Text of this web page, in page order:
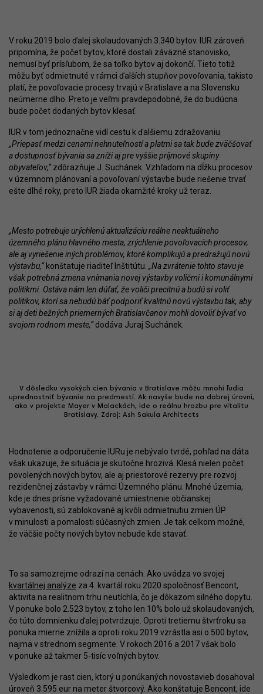
V roku 2019 bolo ďalej skolaudovaných 3.340 bytov. IUR zároveň
pripomína, že počet bytov, ktoré dostali záväzné stanovisko,
nemusí byť prísľubom, že sa toľko bytov aj dokončí. Tieto totiž
môžu byť odmietnuté v rámci ďalších stupňov povoľovania, takisto
platí, že povoľovacie procesy trvajú v Bratislave a na Slovensku
neúmerne dlho. Preto je veľmi pravdepodobné, že do budúcna
bude počet dodaných bytov klesať.
IUR v tom jednoznačne vidí cestu k ďalšiemu zdražovaniu.
„Priepasť medzi cenami nehnuteľností a platmi sa tak bude zväčšovať
a dostupnosť bývania sa zníži aj pre vyššie príjmové skupiny
obyvateľov,“zdôrazňuje J. Suchánek. Vzhľadom na dĺžku procesov
v územnom plánovaní a povoľovaní výstavbe bude riešenie trvať
ešte dlhé roky, preto IUR žiada okamžité kroky už teraz.
„Mesto potrebuje urýchlenú aktualizáciu reálne neaktuálneho
územného plánu hlavného mesta, zrýchlenie povoľovacích procesov,
ale aj vyriešenie iných problémov, ktoré komplikujú a predražujú novú
výstavbu,“konštatuje riaditeľ Inštitútu. „Na zvrátenie tohto stavu je
však potrebná zmena vnímania novej výstavby voličmi i komunálnymi
politikmi. Ostáva nám len dúfať, že voliči precitnú a budú si voliť
politikov, ktorí sa nebudú báť podporiť kvalitnú novú výstavbu tak, aby
si aj deti bežných priemerných Bratislavčanov mohli dovoliť bývať vo
svojom rodnom meste,“dodáva Juraj Suchánek.
V dôsledku vysokých cien bývania v Bratislave môžu mnohí ľudia
uprednostniť bývanie na predmestí. Ak navyše bude na dobrej úrovni,
ako v projekte Mayer v Malackách, ide o reálnu hrozbu pre vitalitu
Bratislavy. Zdroj: Ash Sakula Architects
Hodnotenie a odporučenie IURu je nebývalo tvrdé, pohľad na dáta
však ukazuje, že situácia je skutočne hrozivá. Klesá nielen počet
povolených nových bytov, ale aj priestorové rezervy pre rozvoj
rezidenčnej zástavby v rámci Územného plánu. Mnohé územia,
kde je dnes prísne vyžadované umiestnenie občianskej
vybavenosti, sú zablokované aj kvôli odmietnutiu zmien ÚP
v minulosti a pomalosti súčasných zmien. Je tak celkom možné,
že väčšie počty nových bytov nebude kde stavať.
To sa samozrejme odrazí na cenách. Ako uvádza vo svojej
kvartálnej analýze za 4. kvartál roku 2020 spoločnosť Bencont,
aktivita na realitnom trhu neutíchla, čo je dôkazom silného dopytu.
V ponuke bolo 2.523 bytov, z toho len 10% bolo už skolaudovaných,
čo túto domnienku ďalej potvrdzuje. Oproti tretiemu štvrťroku sa
ponuka mierne znížila a oproti roku 2019 vzrástla asi o 500 bytov,
najmä v strednom segmente. V rokoch 2016 a 2017 však bolo
v ponuke až takmer 5-tisíc voľných bytov.
Výsledkom je rast cien, ktorý u ponúkaných novostavieb dosahoval
úroveň 3.595 eur na meter štvorcový. Ako konštatuje Bencont, ide